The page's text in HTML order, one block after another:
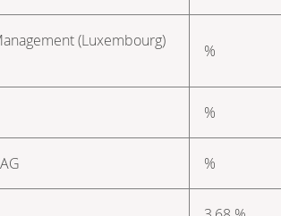
(Luxembourg)
%
%
%